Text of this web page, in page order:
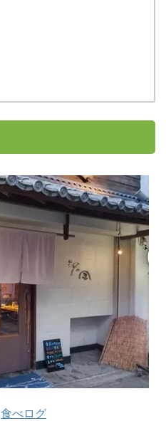
食べログ